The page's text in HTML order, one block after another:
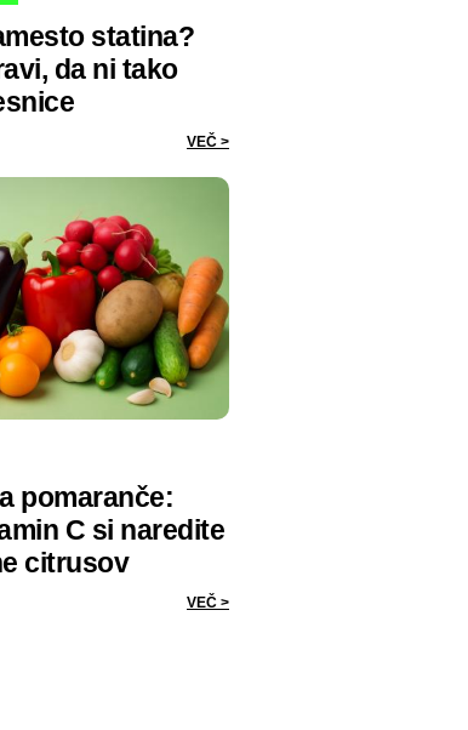
statina?
da ni tako
VEČ >
pomaranče:
C si naredite
citrusov
VEČ >